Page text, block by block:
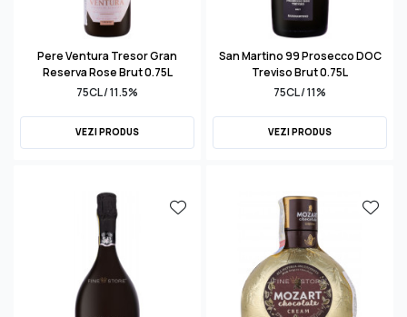
Pere Ventura Tresor Gran
Reserva Rose Brut 0.75L
75CL / 11.5%
VEZI PRODUS
San Martino 99 Prosecco DOC
Treviso Brut 0.75L
75CL / 11%
VEZI PRODUS